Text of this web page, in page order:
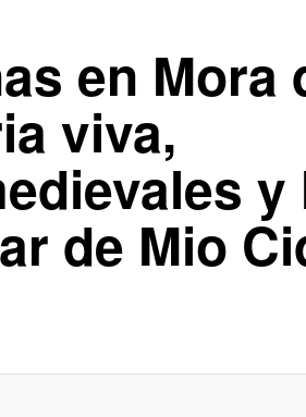
en Mora
viva,
y
de Mio